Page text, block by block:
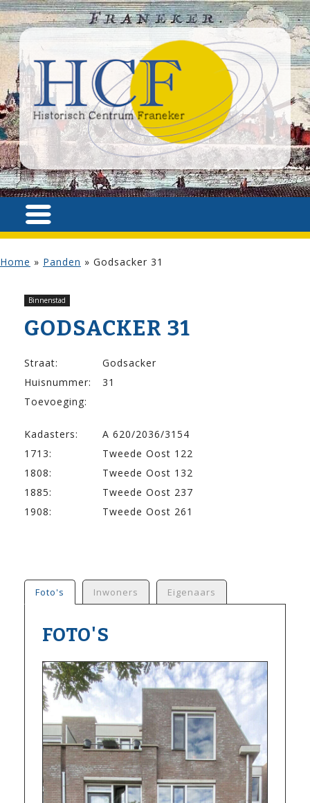
Home » Panden » Godsacker 31
Binnenstad
GODSACKER 31
Straat:
Godsacker
Huisnummer:
31
Toevoeging:
Kadasters:
A 620/2036/3154
1713:
Tweede Oost 122
1808:
Tweede Oost 132
1885:
Tweede Oost 237
1908:
Tweede Oost 261
Foto's Inwoners Eigenaars
FOTO'S